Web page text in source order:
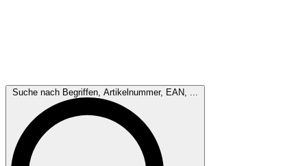
Suche nach Begriffen, Artikelnummer, EAN, ...